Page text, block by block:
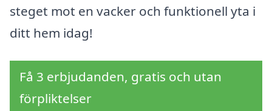
steget mot en vacker och funktionell yta i
ditt hem idag!
Få 3 erbjudanden, gratis och utan
förpliktelser